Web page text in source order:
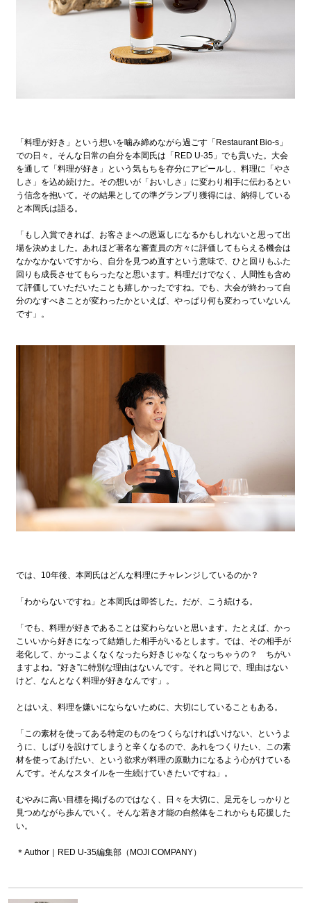
「料理が好き」という想いを噛み締めながら過ごす「Restaurant Bio-s」
での日々。そんな日常の自分を本岡氏は「RED U-35」でも貫いた。大会
を通して「料理が好き」という気もちを存分にアピールし、料理に「やさ
しさ」を込め続けた。その想いが「おいしさ」に変わり相手に伝わるとい
う信念を抱いて。その結果としての準グランプリ獲得には、納得している
と本岡氏は語る。
「もし入賞できれば、お客さまへの恩返しになるかもしれないと思って出
場を決めました。あれほど著名な審査員の方々に評価してもらえる機会は
なかなかないですから、自分を見つめ直すという意味で、ひと回りもふた
回りも成長させてもらったなと思います。料理だけでなく、人間性も含め
て評価していただいたことも嬉しかったですね。でも、大会が終わって自
分のなすべきことが変わったかといえば、やっぱり何も変わっていないん
です」。
では、10年後、本岡氏はどんな料理にチャレンジしているのか？
「わからないですね」と本岡氏は即答した。だが、こう続ける。
「でも、料理が好きであることは変わらないと思います。たとえば、かっ
こいいから好きになって結婚した相手がいるとします。では、その相手が
老化して、かっこよくなくなったら好きじゃなくなっちゃうの？ ちがい
ますよね。“好き”に特別な理由はないんです。それと同じで、理由はない
けど、なんとなく料理が好きなんです」。
とはいえ、料理を嫌いにならないために、大切にしていることもある。
「この素材を使ってある特定のものをつくらなければいけない、というよ
うに、しばりを設けてしまうと辛くなるので、あれをつくりたい、この素
材を使ってあげたい、という欲求が料理の原動力になるよう心がけている
んです。そんなスタイルを一生続けていきたいですね」。
むやみに高い目標を掲げるのではなく、日々を大切に、足元をしっかりと
見つめながら歩んでいく。そんな若き才能の自然体をこれからも応援した
い。
＊Author｜RED U-35編集部（MOJI COMPANY）